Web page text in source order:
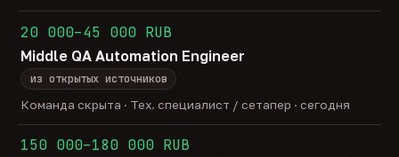
20 000–45 000 RUB
Middle QA Automation Engineer
из открытых источников
Команда скрыта · Тех. специалист / сетапер · сегодня
150 000–180 000 RUB